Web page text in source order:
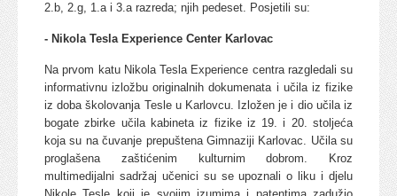
2.b, 2.g, 1.a i 3.a razreda; njih pedeset. Posjetili su:
- Nikola Tesla Experience Center Karlovac
Na prvom katu Nikola Tesla Experience centra razgledali su
informativnu izložbu originalnih dokumenata i učila iz fizike
iz doba školovanja Tesle u Karlovcu. Izložen je i dio učila iz
bogate zbirke učila kabineta iz fizike iz 19. i 20. stoljeća
koja su na čuvanje prepuštena Gimnaziji Karlovac. Učila su
proglašena zaštićenim kulturnim dobrom. Kroz
multimedijalni sadržaj učenici su se upoznali o liku i djelu